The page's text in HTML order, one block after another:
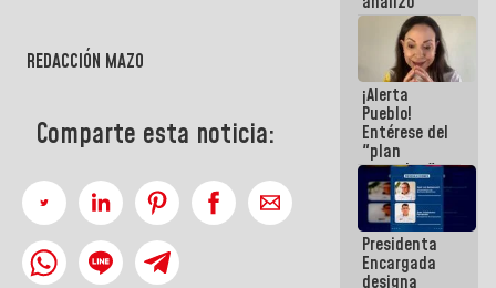
REDACCIÓN MAZO
Comparte esta noticia:
programa
junto a
gobernadores
planes de
recuperación
del Sistema
Eléctrico
Nacional
¡Alerta
Pueblo!
Entérese del
"plan
enjambre"
de La Sayo
para
sabotear el
diálogo y
promover el
Presidenta
Encargada
designa